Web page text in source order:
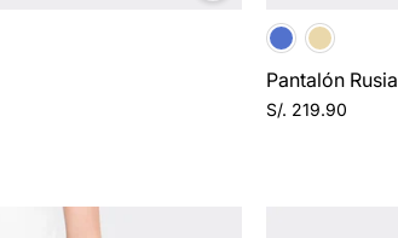
Pantalón Rusia
S/. 219.90